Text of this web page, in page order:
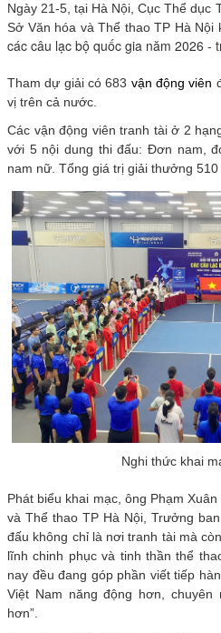
Ngày 21-5, tại Hà Nội, Cục Thể dục
Sở Văn hóa và Thể thao TP Hà Nội
các câu lạc bộ quốc gia năm 2026 -
Tham dự giải có 683 vận động viên
vị trên cả nước.
Các vận động viên tranh tài ở 2
với 5 nội dung thi đấu: Đơn nam,
nam nữ. Tổng giá trị giải thưởng 510
Nghi thức khai
Phát biểu khai mạc, ông Phạm
và Thể thao TP Hà Nội, Trưởng
đấu không chỉ là nơi tranh tài mà
lĩnh chinh phục và tinh thần thể
nay đều đang góp phần viết tiếp
Việt Nam năng động hơn,
hơn”.